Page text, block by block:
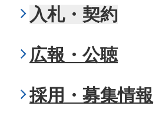
入札・契約
広報・公聴
採用・募集情報